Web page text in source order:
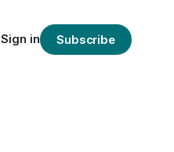
Sign in Subscribe